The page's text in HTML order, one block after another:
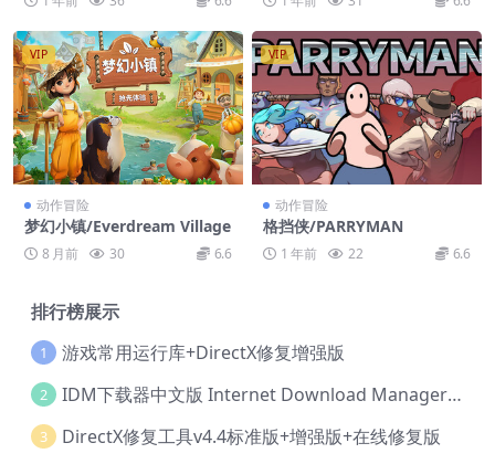
VIP
动作冒险
梦幻小镇/Everdream Village
8 月前 30 6.6
VIP
动作冒险
格挡侠/PARRYMAN
1 年前 22 6.6
排行榜展示
1 游戏常用运行库+DirectX修复增强版
2 IDM下载器中文版 Internet Download Manager v6.42.36 IDM
3 DirectX修复工具v4.4标准版+增强版+在线修复版